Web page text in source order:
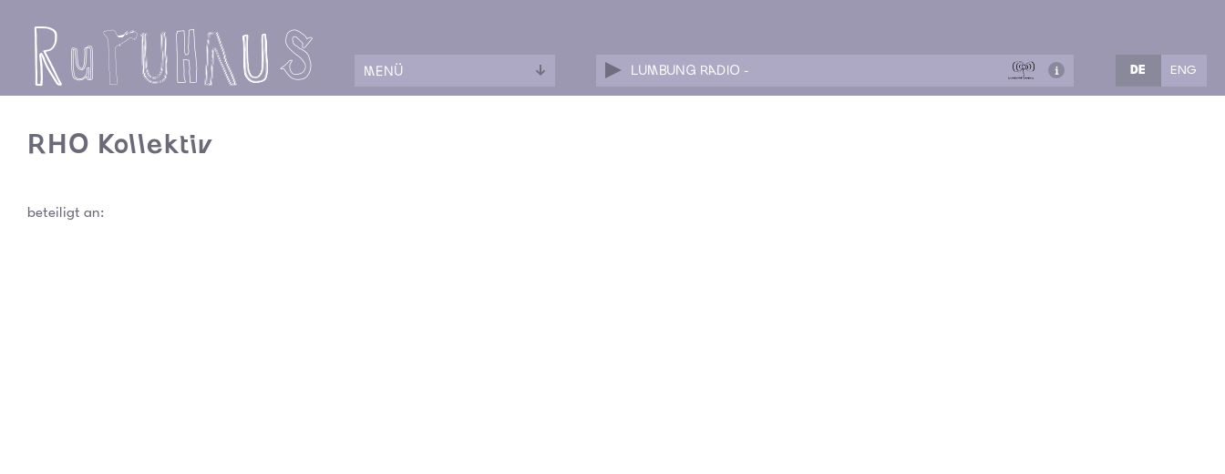
ABCDEFJH MENÜ LUMBUNG RADIO - DE ENG
RHO Kollektiv
beteiligt an: